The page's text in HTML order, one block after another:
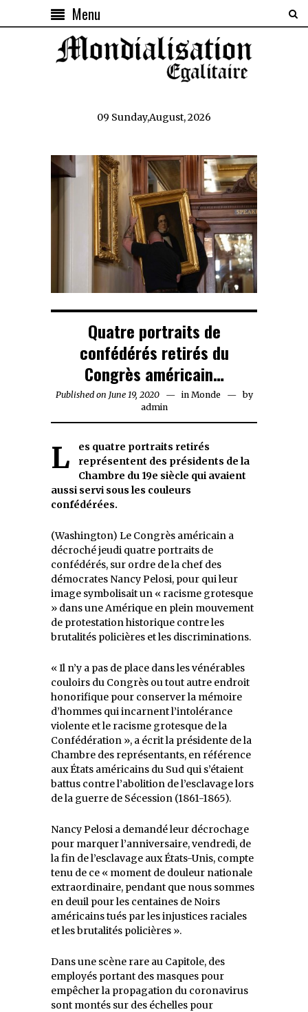
Menu
09 Sunday,August, 2026
Quatre portraits de
confédérés retirés du
Congrès américain…
Published on June 19, 2020June
19,
in Monde
by
admin
Les quatre portraits retirés
représentent des présidents de la
Chambre du 19e siècle qui avaient
aussi servi sous les couleurs
confédérées.
(Washington) Le Congrès américain a
décroché jeudi quatre portraits de
confédérés, sur ordre de la chef des
démocrates Nancy Pelosi, pour qui leur
image symbolisait un « racisme grotesque
» dans une Amérique en plein mouvement
de protestation historique contre les
brutalités policières et les discriminations.
« Il n’y a pas de place dans les vénérables
couloirs du Congrès ou tout autre endroit
honorifique pour conserver la mémoire
d’hommes qui incarnent l’intolérance
violente et le racisme grotesque de la
Confédération », a écrit la présidente de la
Chambre des représentants, en référence
aux États américains du Sud qui s’étaient
battus contre l’abolition de l’esclavage lors
de la guerre de Sécession (1861-1865).
Nancy Pelosi a demandé leur décrochage
pour marquer l’anniversaire, vendredi, de
la fin de l’esclavage aux États-Unis, compte
tenu de ce « moment de douleur nationale
extraordinaire, pendant que nous sommes
en deuil pour les centaines de Noirs
américains tués par les injustices raciales
et les brutalités policières ».
Dans une scène rare au Capitole, des
employés portant des masques pour
empêcher la propagation du coronavirus
sont montés sur des échelles pour